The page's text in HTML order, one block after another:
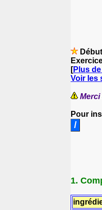
[Plus
Voir les
Pour
1.